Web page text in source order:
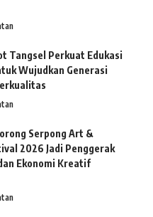
Tangsel Perkuat Edukasi
Wujudkan Generasi
Serpong Art &
2026 Jadi Penggerak
Ekonomi Kreatif